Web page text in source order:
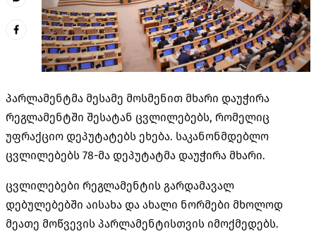
პარლამენტმა მესამე მოსმენით მხარი დაუჭირა
რეგლამენტში შესატან ცვლილებებს, რომელიც
უფრაქციო დეპუტატებს ეხება. საკანონმდებლო
ცვლილებებს 78-მა დეპუტატმა დაუჭირა მხარი.
ცვლილებები რეგლამენტის გარდამავალ
დებულებებში აისახა და ახალი ნორმები მხოლოდ
მეათე მოწვევის პარლამენტისთვის იმოქმედებს.